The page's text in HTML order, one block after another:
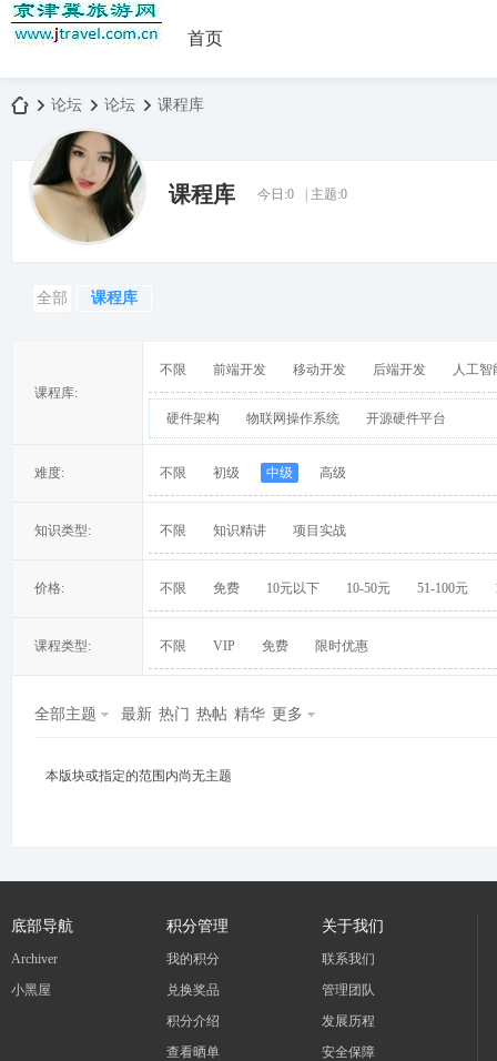
首页
»
论坛
›
论坛 课程库
课程库 今日:0 主题:0
全部 课程库
课程库:
不限 前端开发 移动开发 后端开发 人工智
硬件架构 物联网操作系统 开源硬件平台
难度: 不限 初级 中级 高级
知识类型: 不限 知识精讲 项目实战
价格: 不限 免费 10元以下 10-50元 51-100元
课程类型: 不限 VIP 免费 限时优惠
全部主题 最新 热门 热帖 精华 更多
本版块或指定的范围内尚无主题
底部导航
Archiver
小黑屋
积分管理
我的积分
兑换奖品
积分介绍
查看晒单
关于我们
联系我们
管理团队
发展历程
安全保障